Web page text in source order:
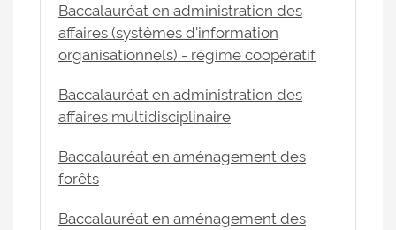
Baccalauréat en administration des
affaires (systèmes d'information
organisationnels) - régime coopératif
Baccalauréat en administration des
affaires multidisciplinaire
Baccalauréat en aménagement des
forêts
Baccalauréat en aménagement des